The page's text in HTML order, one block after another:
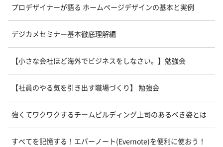
プロデザイナーが語る ホームページデザインの基本と実例
デジカメセミナー基本徹底理解編
【小さな会社ほど海外でビジネスをしなさい。】勉強会
【社員のやる気を引き出す職場づくり】 勉強会
強くてワクワクするチームビルディング上司のあるべき姿とは
すべてを記憶する！エバーノート(Evernote)を便利に使おう！